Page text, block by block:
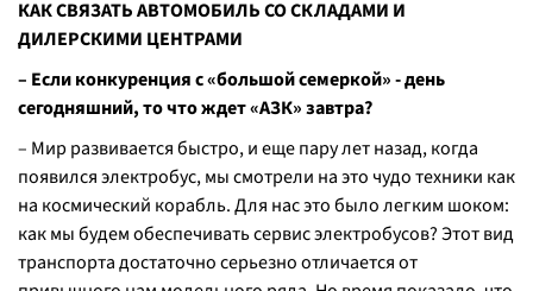
КАК СВЯЗАТЬ АВТОМОБИЛЬ СО СКЛАДАМИ И
ДИЛЕРСКИМИ ЦЕНТРАМИ
– Если конкуренция с «большой семеркой» - день
сегодняшний, то что ждет «АЗК» завтра?
– Мир развивается быстро, и еще пару лет назад, когда
появился электробус, мы смотрели на это чудо техники как
на космический корабль. Для нас это было легким шоком:
как мы будем обеспечивать сервис электробусов? Этот вид
транспорта достаточно серьезно отличается от